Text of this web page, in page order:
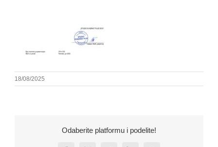
18/08/2025
Odaberite platformu i podelite!